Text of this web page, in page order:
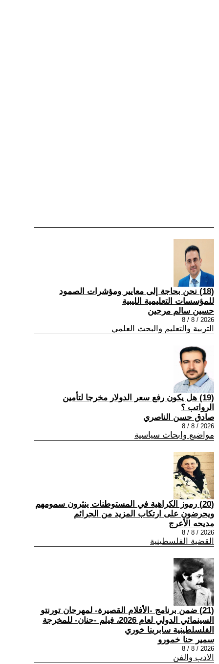
(18) نحن بحاجة إلى معايير ومؤشرات الصمود
للمؤسسات التعليمية الليبية
حسين سالم مرجين
2026 / 8 / 8
التربية والتعليم والبحث العلمي
(19) هل يكون رفع سعر الدولار مخرجا لتأمين
الرواتب ؟
صادق حسن الناصري
2026 / 8 / 8
مواضيع وابحاث سياسية
(20) رموز الكراهية في المستوطنات ينثرون سمومهم
ويحرضون على ارتكاب المزيد من الجرائم
مديحه الأعرج
2026 / 8 / 8
القضية الفلسطينية
(21) ضمن برنامج -الأفلام القصيرة- لمهرجان تورنتو
السينمائي الدولي لعام 2026، فيلم -حنان- للمخرجة
الفلسلطينية سابرينا خوري
سمير حنا خمورو
2026 / 8 / 8
الادب والفن